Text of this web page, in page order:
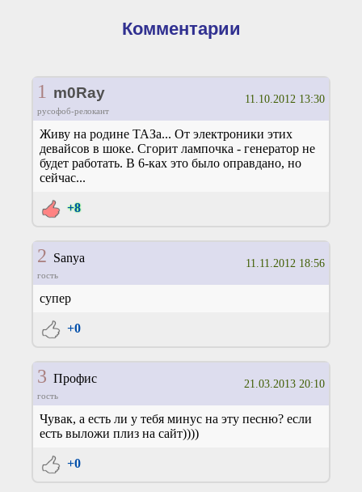
Комментарии
1 m0Ray
русофоб-релокант
11.10.2012 13:30
Живу на родине ТАЗа... От электроники этих
девайсов в шоке. Сгорит лампочка - генератор не
будет работать. В 6-ках это было оправдано, но
сейчас...
+8
2 Sanya
гость
11.11.2012 18:56
супер
+0
3 Профис
гость
21.03.2013 20:10
Чувак, а есть ли у тебя минус на эту песню? если
есть выложи плиз на сайт))))
+0